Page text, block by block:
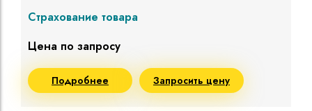
Страхование товара
Цена по запросу
Подробнее Запросить цену